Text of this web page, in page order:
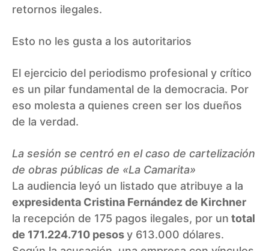
retornos ilegales.
Esto no les gusta a los autoritarios
El ejercicio del periodismo profesional y crítico
es un pilar fundamental de la democracia. Por
eso molesta a quienes creen ser los dueños
de la verdad.
La sesión se centró en el caso de cartelización
de obras públicas de «La Camarita»​
La audiencia leyó un listado que atribuye a la
expresidenta Cristina Fernández de Kirchner
la recepción de 175 pagos ilegales, por un total
de 171.224.710 pesosy 613.000 dólares.